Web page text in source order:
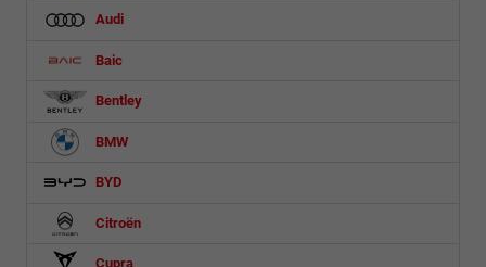
Audi
Baic
Bentley
BMW
BYD
Citroën
Cupra